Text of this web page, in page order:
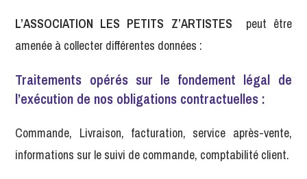
L’ASSOCIATION LES PETITS Z’ARTISTES peut être
amenée à collecter différentes données :
Traitements opérés sur le fondement légal de
l’exécution de nos obligations contractuelles :
Commande, Livraison, facturation, service après-vente,
informations sur le suivi de commande, comptabilité client.